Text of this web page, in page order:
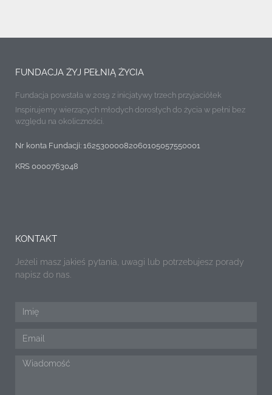
FUNDACJA ŻYJ PEŁNIĄ ŻYCIA
Fundacja powstała w 2019 z inicjatywy trzech przyjaciółek
Inspirujemy wierzących młodych dorosłych do życia w pełni bez
względu na okoliczności.
Nr konta Fundacji: 16253000082060105057550001
KRS 0000763048
KONTAKT
Jeżeli masz jakieś pytania, uwagi lub potrzebujesz porady
napisz do nas.